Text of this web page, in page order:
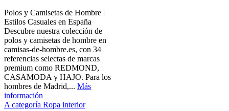
Polos y Camisetas de Hombre |
Estilos Casuales en España
Descubre nuestra colección de
polos y camisetas de hombre en
camisas-de-hombre.es, con 34
referencias selectas de marcas
premium como REDMOND,
CASAMODA y HAJO. Para los
hombres de Madrid,... Más
información
A categoría Ropa interior